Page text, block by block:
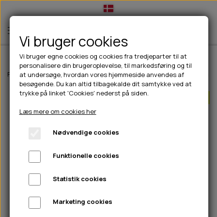
TIL HUND
💧FODER- VANDSKÅLE
CHICOPEE
GODBIDSTASKE
HALSBÅND
🦴 GODBIDDER & SNACKS
🍖 SMAGSVARIANTER
🎾 LEGETØJ
TÆNDER, ØRE, ØJE, POTER & NÆSE
🐾 UDSTYR & KOMFORT
TIL HUNDEEJER
DRIKKEFLASKER/TERMOFLASKER
HUER OG VANTER
PINEWOOD SALES
TIL KAT
TILBUD
NYHEDER
ABONNEMENT
Forside Til hunde Godbidder & Snacks Kornfri godbidder til hunde
Bland 3 poser SPAR 15%
Vi bruger cookies
Vi bruger egne cookies og cookies fra tredjeparter til at
personalisere din brugeroplevelse, til markedsføring og til
at undersøge, hvordan vores hjemmeside anvendes af
besøgende. Du kan altid tilbagekalde dit samtykke ved at
trykke på linket 'Cookies' nederst på siden.
Læs mere om cookies her
Nødvendige cookies
Funktionelle cookies
Statistik cookies
Marketing cookies